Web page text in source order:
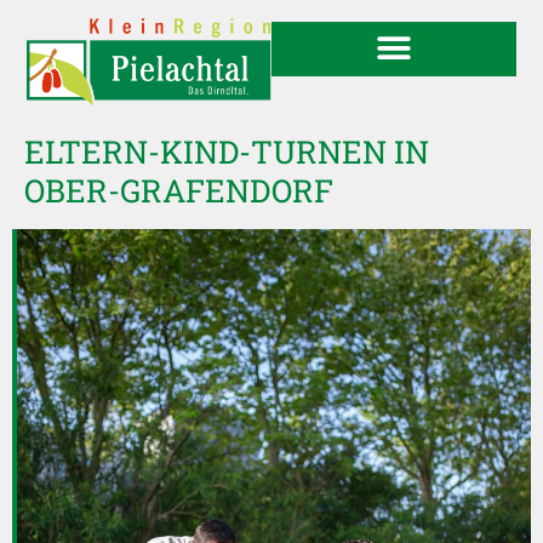
ELTERN-KIND-TURNEN IN
OBER-GRAFENDORF